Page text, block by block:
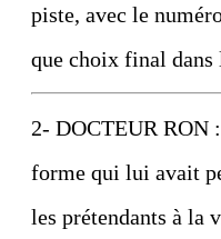
piste, avec le
que choix final dans
2- DOCTEUR RON
forme qui lui avait
les prétendants à la